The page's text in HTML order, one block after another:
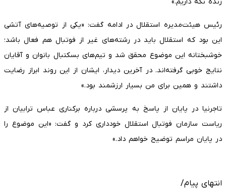
رئیس هیئت‌مدیره استقلال در ادامه گفت: «یکی از توصیه‌های آتشی
این بود که استقلال باید در رشته‌های غیر از فوتبال هم فعال باشد؛
خوشبختانه این موضوع محقق شد و تیم‌های بسکتبال بانوان و آقایان
نتایج خوبی گرفته‌اند. در آخرین دیدار، ایشان از این روند ابراز رضایت
داشتند و همین برای من بسیار ارزشمند بود.»
تاجرنیا در پایان از پاسخ به پرسشی درباره برکناری عباس ترابیان از
ریاست سازمان فوتبال استقلال خودداری کرد و گفت: «این موضوع را
در پایان مراسم توضیح خواهم داد.»
انتهای پیام/